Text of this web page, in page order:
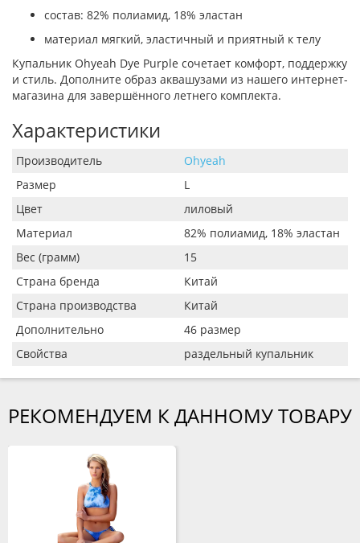
состав: 82% полиамид, 18% эластан
материал мягкий, эластичный и приятный к телу
Купальник Ohyeah Dye Purple сочетает комфорт, поддержку
и стиль. Дополните образ аквашузами из нашего интернет-
магазина для завершённого летнего комплекта.
Характеристики
Производитель
Ohyeah
Размер
L
Цвет
лиловый
Материал
82% полиамид, 18% эластан
Вес (грамм)
15
Страна бренда
Китай
Страна производства
Китай
Дополнительно
46 размер
Свойства
раздельный купальник
РЕКОМЕНДУЕМ К ДАННОМУ ТОВАРУ